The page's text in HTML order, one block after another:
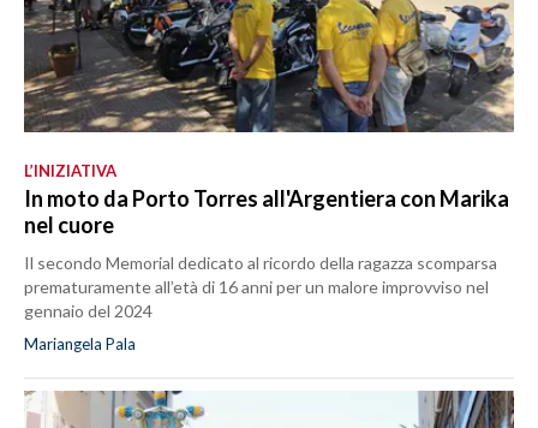
L’INIZIATIVA
In moto da Porto Torres all'Argentiera con Marika
nel cuore
Il secondo Memorial dedicato al ricordo della ragazza scomparsa
prematuramente all’età di 16 anni per un malore improvviso nel
gennaio del 2024
Mariangela Pala